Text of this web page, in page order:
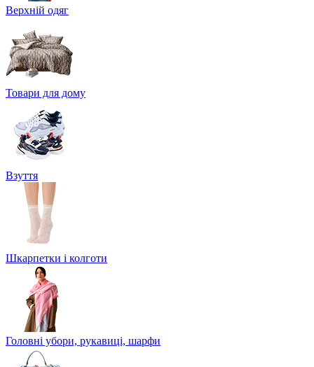
Верхній одяг
Товари для дому
Взуття
Шкарпетки і колготи
Головні убори, рукавиці, шарфи